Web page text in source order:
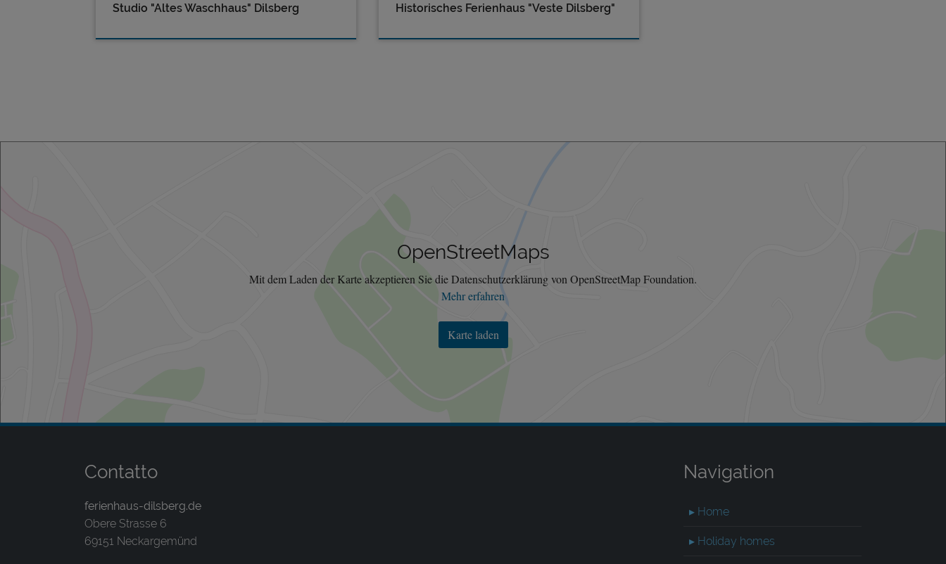
Studio "Altes Waschhaus" Dilsberg Historisches Ferienhaus "Veste Dilsberg"
OpenStreetMaps
Mit dem Laden der Karte akzeptieren Sie die Datenschutzerklärung von OpenStreetMap Foundation.
Mehr erfahren
Karte laden
Contatto
ferienhaus-dilsberg.de
Obere Strasse 6
69151 Neckargemünd
Navigation
▸ Home
▸ Holiday homes